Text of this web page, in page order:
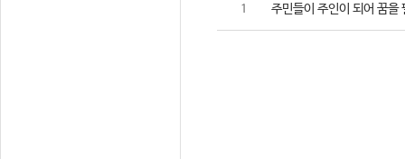
1 주민들이 주인이 되어 꿈